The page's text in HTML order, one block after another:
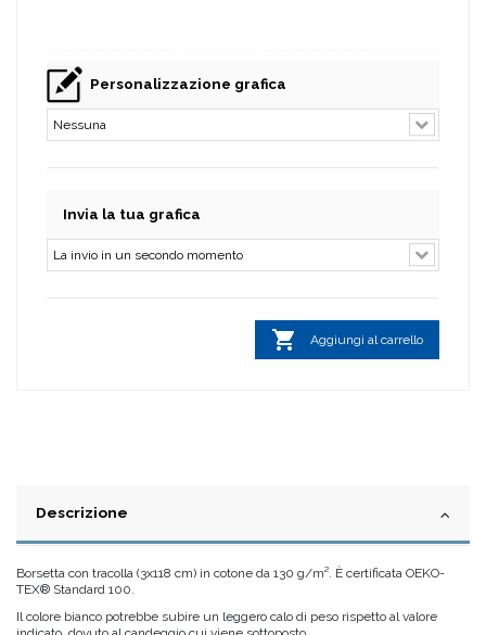
Personalizzazione grafica
Invia la tua grafica
 Aggiungi al carrello
Descrizione
Borsetta con tracolla (3x118 cm) in cotone da 130 g/m². È certificata OEKO-
TEX® Standard 100.
Il colore bianco potrebbe subire un leggero calo di peso rispetto al valore